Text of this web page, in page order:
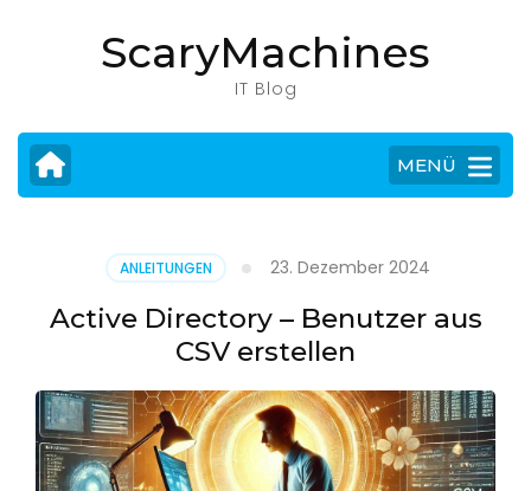
drücken)
ScaryMachines
IT Blog
MENÜ
ANLEITUNGEN 23. Dezember 2024
Active Directory – Benutzer aus
CSV erstellen